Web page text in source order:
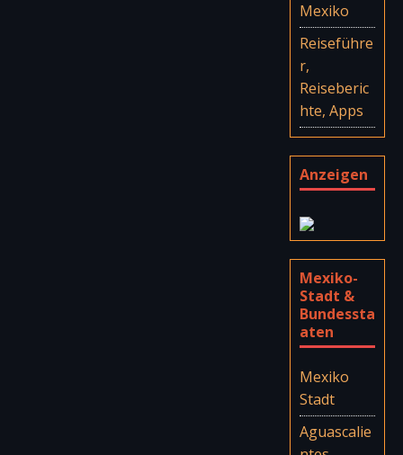
Mexiko
Reiseführe
r,
Reiseberic
hte, Apps
Anzeigen
Mexiko-
Stadt &
Bundessta
aten
Mexiko
Stadt
Aguascalie